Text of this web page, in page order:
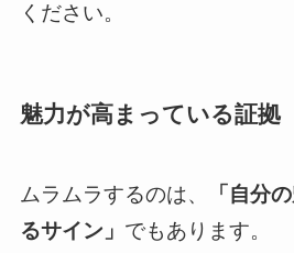
ください。
魅力が高まっている証拠
ムラムラするのは、
「自分
るサイン」 でもあります。